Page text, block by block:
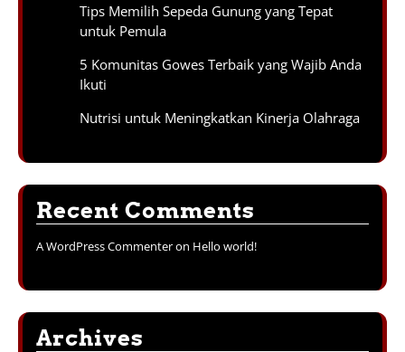
Tips Memilih Sepeda Gunung yang Tepat
untuk Pemula
5 Komunitas Gowes Terbaik yang Wajib Anda
Ikuti
Nutrisi untuk Meningkatkan Kinerja Olahraga
Recent Comments
A WordPress Commenteron Hello world!
Archives